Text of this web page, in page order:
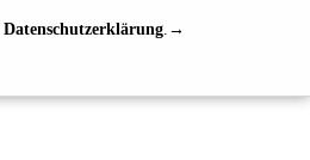
Datenschutzerklärung.